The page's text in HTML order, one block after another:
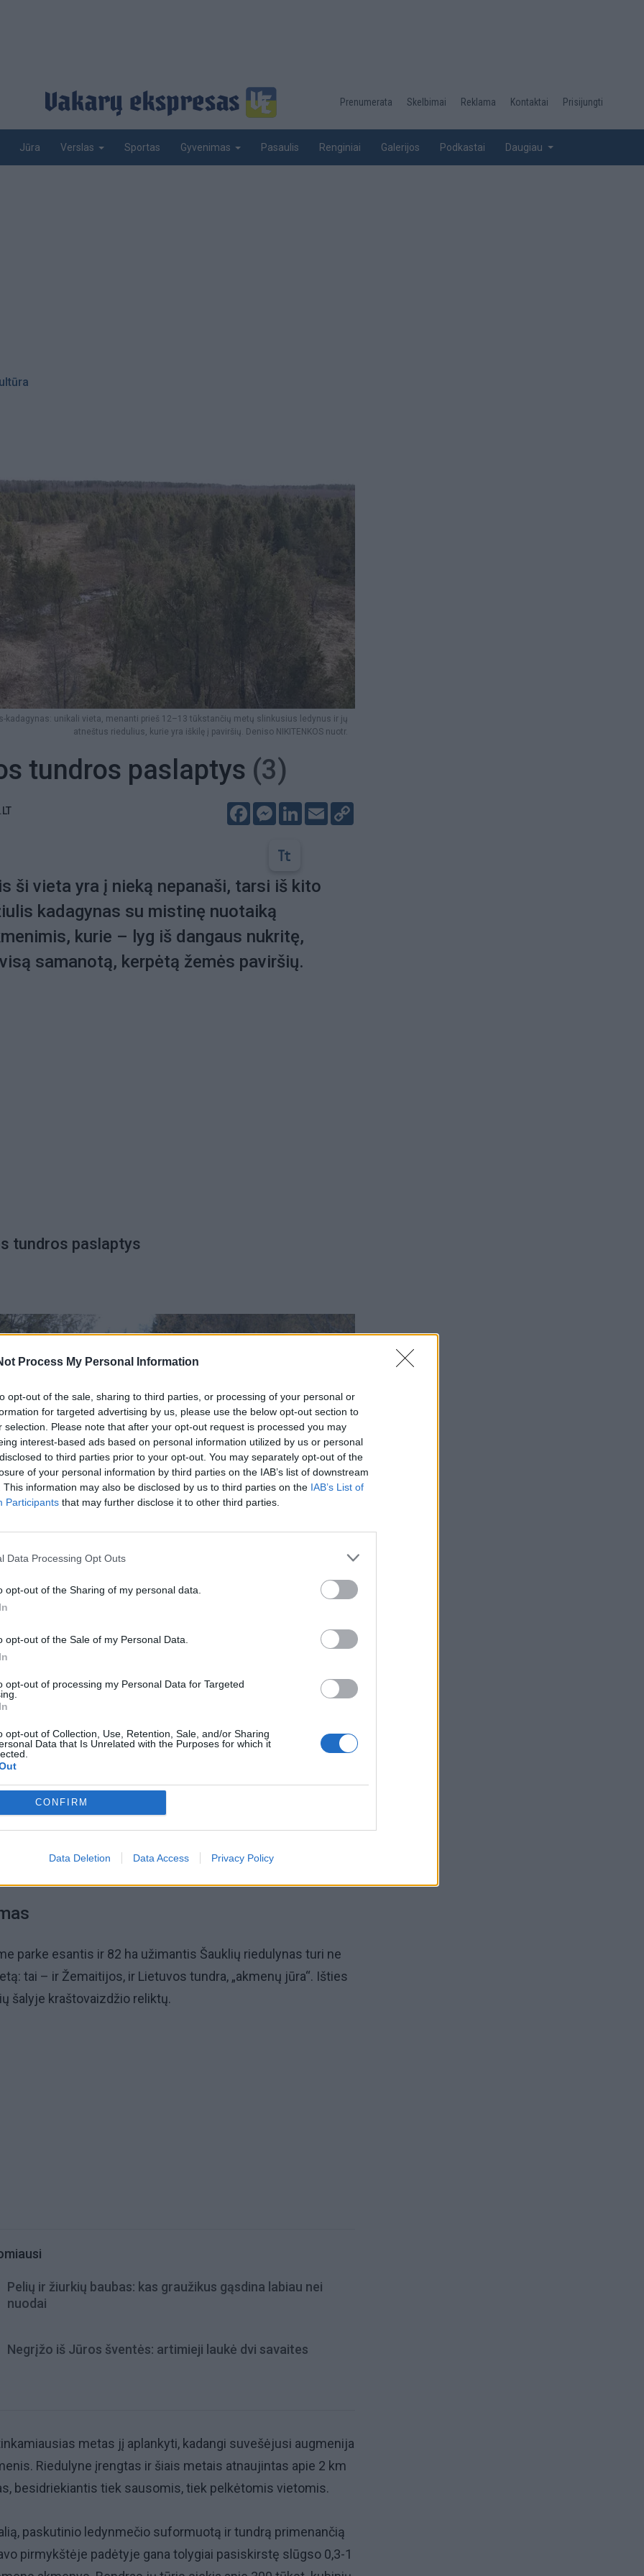
Process My Personal Information
opt-out of the sale, sharing to third parties, or processing of your personal or
for targeted advertising by us, please use the below opt-out section to
selection. Please note that after your opt-out request is processed you may
interest-based ads based on personal information utilized by us or personal
to third parties prior to your opt-out. You may separately opt-out of the
of your personal information by third parties on the IAB’s list of downstream
This information may also be disclosed by us to third parties on the IAB’s List of
Participants that may further disclose it to other third parties.
Data Processing Opt Outs
opt-out of the Sharing of my personal data.
opt-out of the Sale of my Personal Data.
opt-out of processing my Personal Data for Targeted
opt-out of Collection, Use, Retention, Sale, and/or Sharing
Data that Is Unrelated with the Purposes for which it
CONFIRM
Data Deletion Data Access Privacy Policy
Desktop
top
Prenumerata Skelbimai Reklama Kontaktai Prisijungti
Jūra Verslas Sportas Gyvenimas Pasaulis Renginiai Galerijos Podkastai Daugiau
kadagynas: unikali vieta, menanti prieš 12–13 tūkstančių metų slinkusius ledynus ir jų
atneštus riedulius, kurie yra iškilę į paviršių. Deniso NIKITENKOS nuotr.
tundros paslaptys (3)
FacebookMessenger
LinkedIn
Email
ši vieta yra į nieką nepanaši, tarsi iš kito
kadagynas su mistinę nuotaiką
kurie – lyg iš dangaus nukritę,
samanotą, kerpėtą žemės paviršių.
tundros paslaptys
Šauklių riedulynas-kadagynas – ne tik unikalus šalyje
bet ir savitą mitologinę aurą turinti vietovė.
parke esantis ir 82 ha užimantis Šauklių riedulynas turi ne
tai – ir Žemaitijos, ir Lietuvos tundra, „akmenų jūra“. Išties
šalyje kraštovaizdžio reliktų.
Pelių ir žiurkių baubas: kas graužikus gąsdina labiau nei
nuodai
Negrįžo iš Jūros šventės: artimieji laukė dvi savaites
metas jį aplankyti, kadangi suvešėjusi augmenija
Riedulyne įrengtas ir šiais metais atnaujintas apie 2 km
besidriekiantis tiek sausomis, tiek pelkėtomis vietomis.
paskutinio ledynmečio suformuotą ir tundrą primenančią
pirmykštėje padėtyje gana tolygiai pasiskirstę slūgso 0,3-1